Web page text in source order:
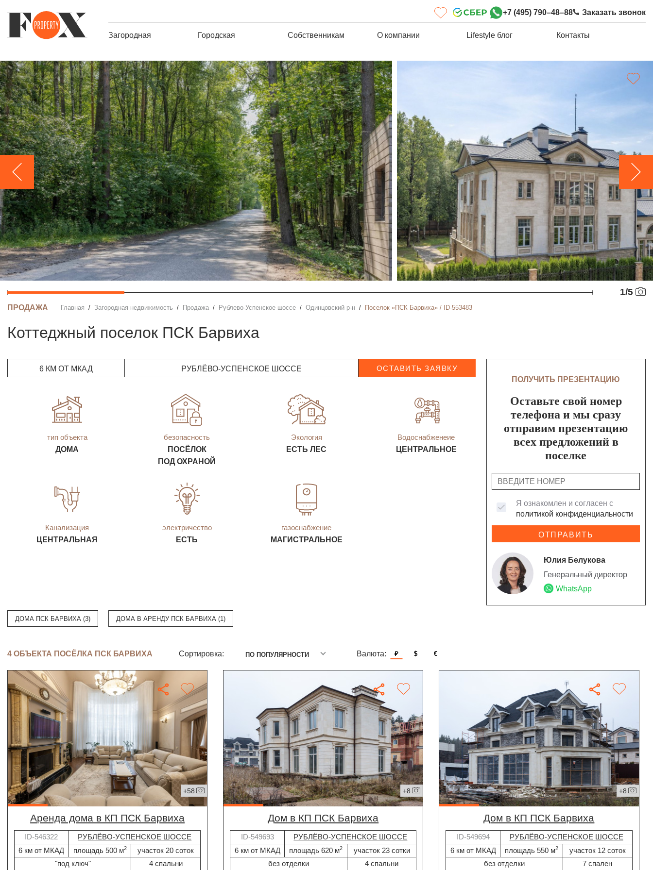
+7 (495) 790–48–88 Заказать звонок
Загородная Городская Собственникам О компании Lifestyle блог Контакты
1/5
ПРОДАЖА Главная Загородная недвижимость Продажа Рублево-Успенское шоссе Одинцовский р-н Поселок «ПСК Барвиха» / ID-553483
Коттеджный поселок ПСК Барвиха
6 КМ ОТ МКАД РУБЛЁВО-УСПЕНСКОЕ ШОССЕ ОСТАВИТЬ ЗАЯВКУ
тип объекта
ДОМА
безопасность
ПОСЁЛОК
ПОД ОХРАНОЙ
Экология
ЕСТЬ ЛЕС
Водоснабженеие
ЦЕНТРАЛЬНОЕ
Канализация
ЦЕНТРАЛЬНАЯ
электричество
ЕСТЬ
газоснабжение
МАГИСТРАЛЬНОЕ
ПОЛУЧИТЬ ПРЕЗЕНТАЦИЮ
Оставьте свой номер
телефона и мы сразу
отправим презентацию
всех предложений в
поселке
Я ознакомлен и согласен с
политикой конфиденциальности
ОТПРАВИТЬ
Юлия Белукова
Генеральный директор
WhatsApp
ДОМА ПСК БАРВИХА (3) ДОМА В АРЕНДУ ПСК БАРВИХА (1)
4 ОБЪЕКТА ПОСЁЛКА ПСК БАРВИХА Сортировка: ПО ПОПУЛЯРНОСТИ Валюта: ₽ $ €
+58
Аренда дома в КП ПСК Барвиха
ID-546322
РУБЛЁВО-УСПЕНСКОЕ ШОССЕ
6 км от МКАД
площадь 500 м2
участок 20 соток
"под ключ"
4 спальни
+8
дом в КП ПСК Барвиха
ID-549693
РУБЛЁВО-УСПЕНСКОЕ ШОССЕ
6 км от МКАД
площадь 620 м2
участок 23 сотки
без отделки
4 спальни
+8
дом в КП ПСК Барвиха
ID-549694
РУБЛЁВО-УСПЕНСКОЕ ШОССЕ
6 км от МКАД
площадь 550 м2
участок 12 соток
без отделки
7 спален